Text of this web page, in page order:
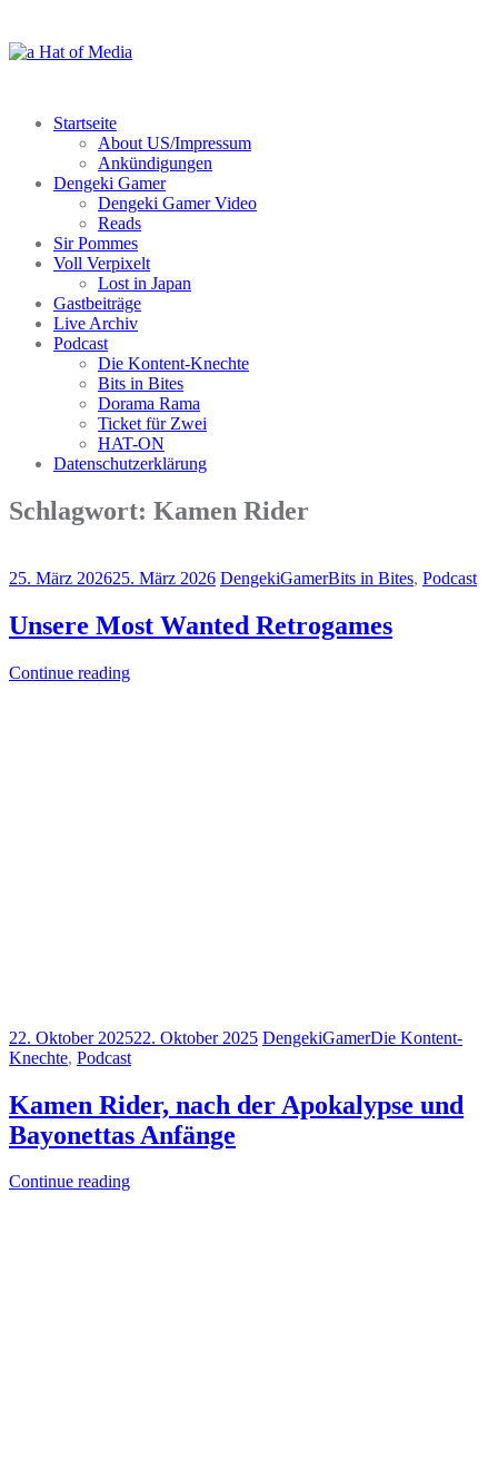
springen
Startseite
About US/Impressum
Ankündigungen
Dengeki Gamer
Dengeki Gamer Video
Reads
Sir Pommes
Voll Verpixelt
Lost in Japan
Gastbeiträge
Live Archiv
Podcast
Die Kontent-Knechte
Bits in Bites
Dorama Rama
Ticket für Zwei
HAT-ON
Datenschutzerklärung
Schlagwort: Kamen Rider
25. März 202625. März 2026 DengekiGamerBits in Bites, Podcast
Unsere Most Wanted Retrogames
Continue reading
22. Oktober 202522. Oktober 2025 DengekiGamerDie Kontent-
Knechte, Podcast
Kamen Rider, nach der Apokalypse und
Bayonettas Anfänge
Continue reading